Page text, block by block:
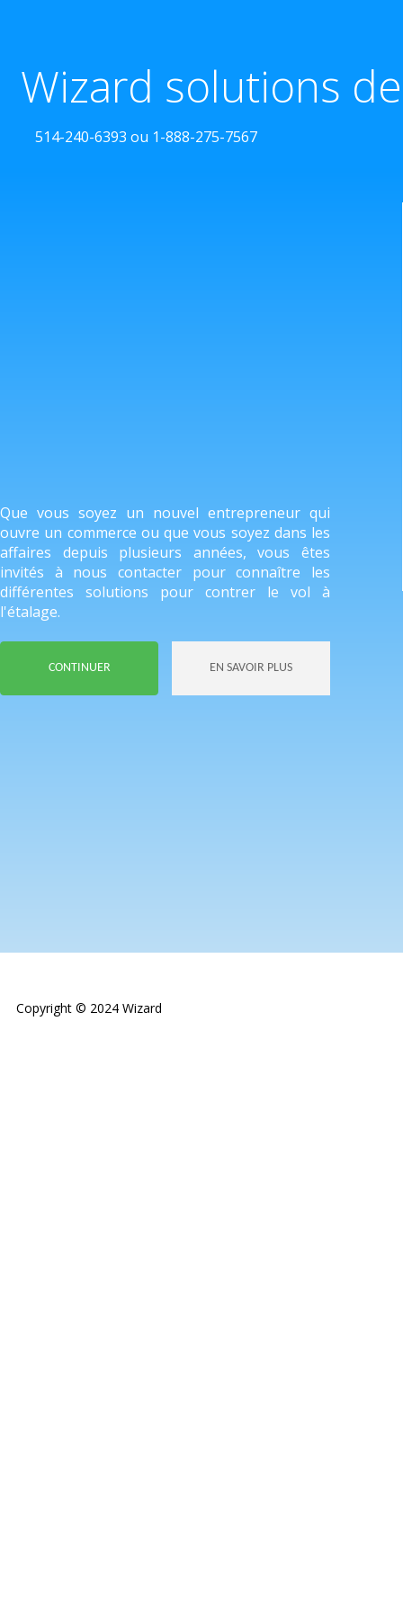
Wizard solutions
514-240-6393 ou 1-888-275-7567
CONTINUER EN SAVOIR PLUS
Que vous soyez un nouvel entrepreneur qui
ouvre un commerce ou que vous soyez dans les
affaires depuis plusieurs années, vous êtes
invités à nous contacter pour connaître les
différentes solutions pour contrer le vol à
l'étalage.
Copyright © 2024 Wizard